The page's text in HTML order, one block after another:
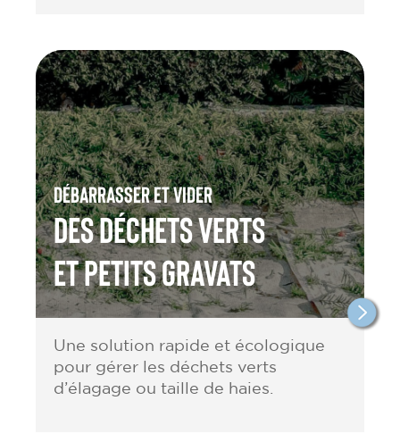
Débarrasser et vider
des Déchets verts
et petits gravats
Une solution rapide et écologique
pour gérer les déchets verts
d’élagage ou taille de haies.